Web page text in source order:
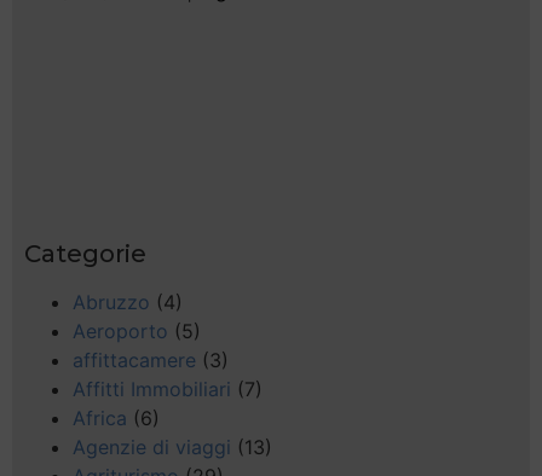
Categorie
Abruzzo (4)
Aeroporto (5)
affittacamere (3)
Affitti Immobiliari (7)
Africa (6)
Agenzie di viaggi (13)